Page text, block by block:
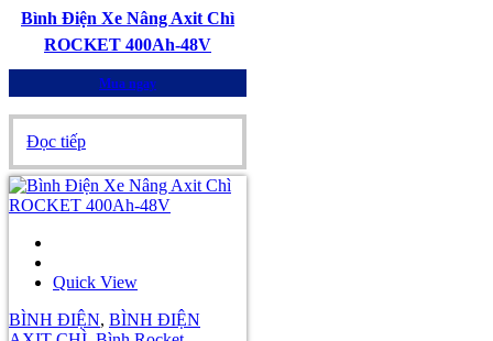
Bình Điện Xe Nâng Axit Chì
ROCKET 400Ah-48V
Mua ngay
Đọc tiếp
Quick View
BÌNH ĐIỆN, BÌNH ĐIỆN